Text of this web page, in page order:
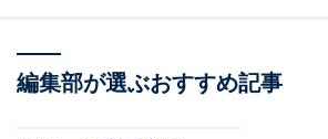
編集部が選ぶおすすめ記事